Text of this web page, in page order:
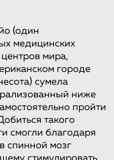
(один
медицинских
мира,
городе
сумела
ниже
пройти
такого
смогли благодаря
спинной мозг
стимулировать